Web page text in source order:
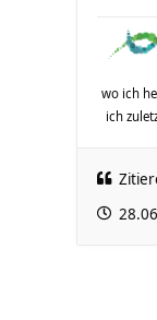
wo ich
ich